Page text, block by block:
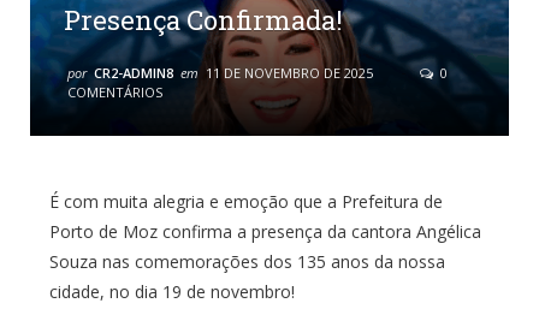
Presença Confirmada!
por CR2-ADMIN8 em 11 DE NOVEMBRO DE 2025
0
COMENTÁRIOS
É com muita alegria e emoção que a Prefeitura de
Porto de Moz confirma a presença da cantora Angélica
Souza nas comemorações dos 135 anos da nossa
cidade, no dia 19 de novembro!